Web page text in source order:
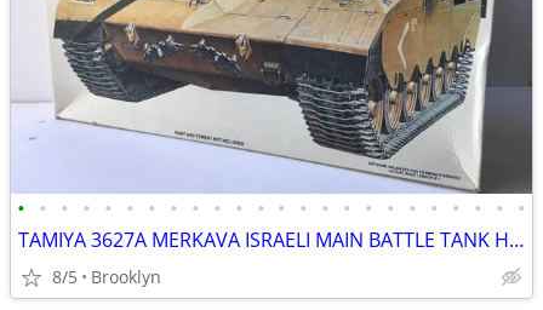
• • • • • • • • • • • • • • • • • • • • • • • •
TAMIYA 3627A MERKAVA ISRAELI MAIN BATTLE TANK HIGH DETAIL SCALE MODEL
8/5 Brooklyn